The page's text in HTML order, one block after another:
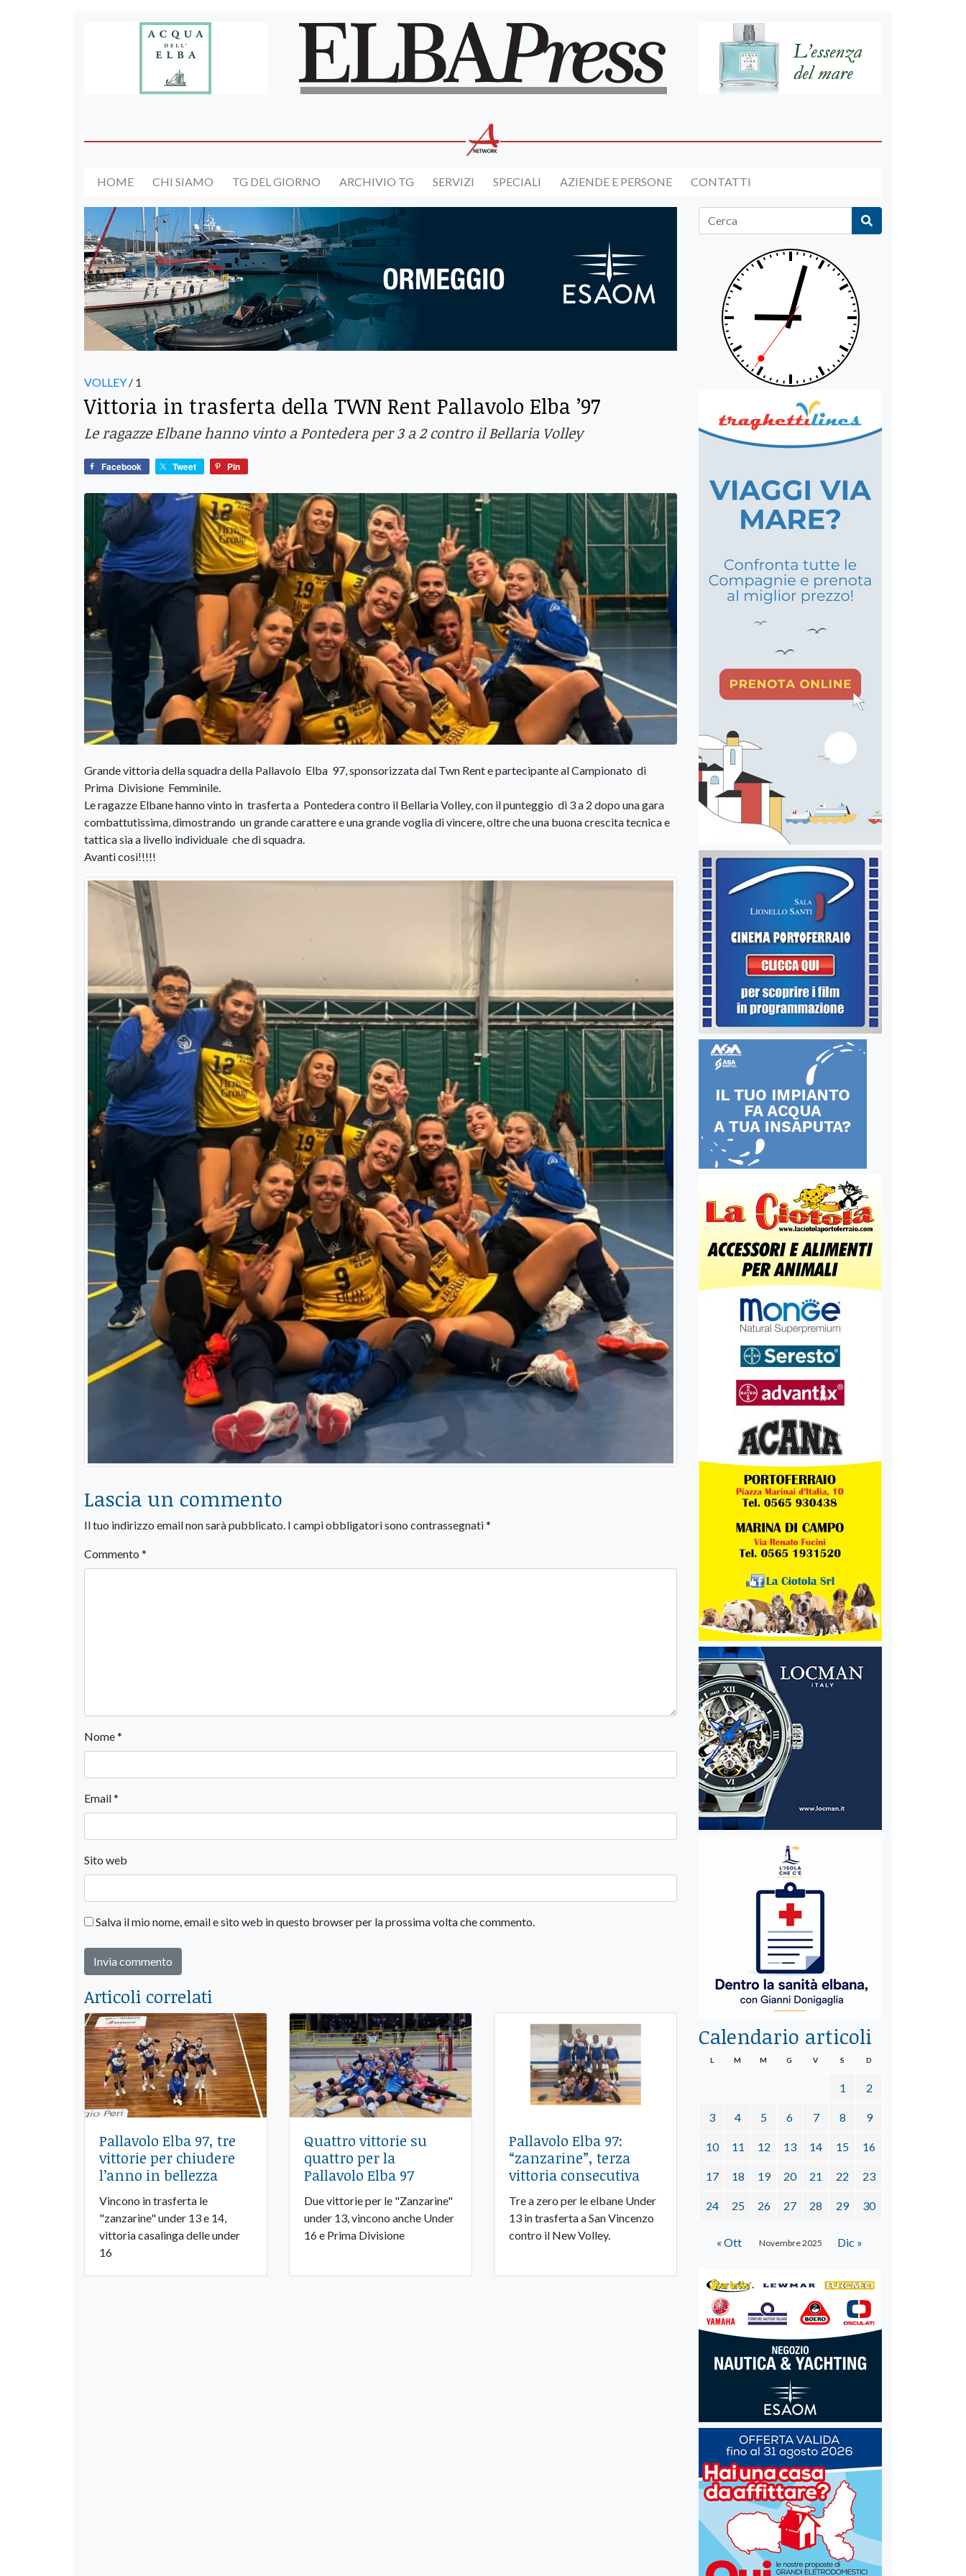
HOME CHI SIAMO TG DEL GIORNO ARCHIVIO TG SERVIZI SPECIALI AZIENDE E PERSONE CONTATTI
VOLLEY / 1
Vittoria in trasferta della TWN Rent Pallavolo Elba ’97
Le ragazze Elbane hanno vinto a Pontedera per 3 a 2 contro il Bellaria Volley
Facebook Tweet Pin
Grande vittoria della squadra della Pallavolo Elba 97, sponsorizzata dal Twn Rent e partecipante al Campionato di
Prima Divisione Femminile.
Le ragazze Elbane hanno vinto in trasferta a Pontedera contro il Bellaria Volley, con il punteggio di 3 a 2 dopo una gara
combattutissima, dimostrando un grande carattere e una grande voglia di vincere, oltre che una buona crescita tecnica e
tattica sia a livello individuale che di squadra.
Avanti così!!!!!
Lascia un commento
Il tuo indirizzo email non sarà pubblicato. I campi obbligatori sono contrassegnati*
Commento *
Nome*
Email*
Sito web
Salva il mio nome, email e sito web in questo browser per la prossima volta che commento.
Articoli correlati
Pallavolo Elba 97, tre
vittorie per chiudere
l’anno in bellezza
Vincono in trasferta le
"zanzarine" under 13 e 14,
vittoria casalinga delle under
16
Quattro vittorie su
quattro per la
Pallavolo Elba 97
Due vittorie per le "Zanzarine"
under 13, vincono anche Under
16 e Prima Divisione
Pallavolo Elba 97:
“zanzarine”, terza
vittoria consecutiva
Tre a zero per le elbane Under
13 in trasferta a San Vincenzo
contro il New Volley.
Calendario articoli
Novembre 2025
L M M G V S D
1 2
3 4 5 6 7 8 9
10 11 12 13 14 15 16
17 18 19 20 21 22 23
24 25 26 27 28 29 30
« Ott Dic »